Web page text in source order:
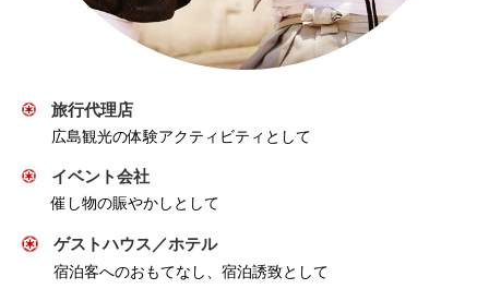
旅行代理店
広島観光の体験アクティビティとして
イベント会社
催し物の賑やかしとして
ゲストハウス／ホテル
宿泊客へのおもてなし、宿泊誘致として